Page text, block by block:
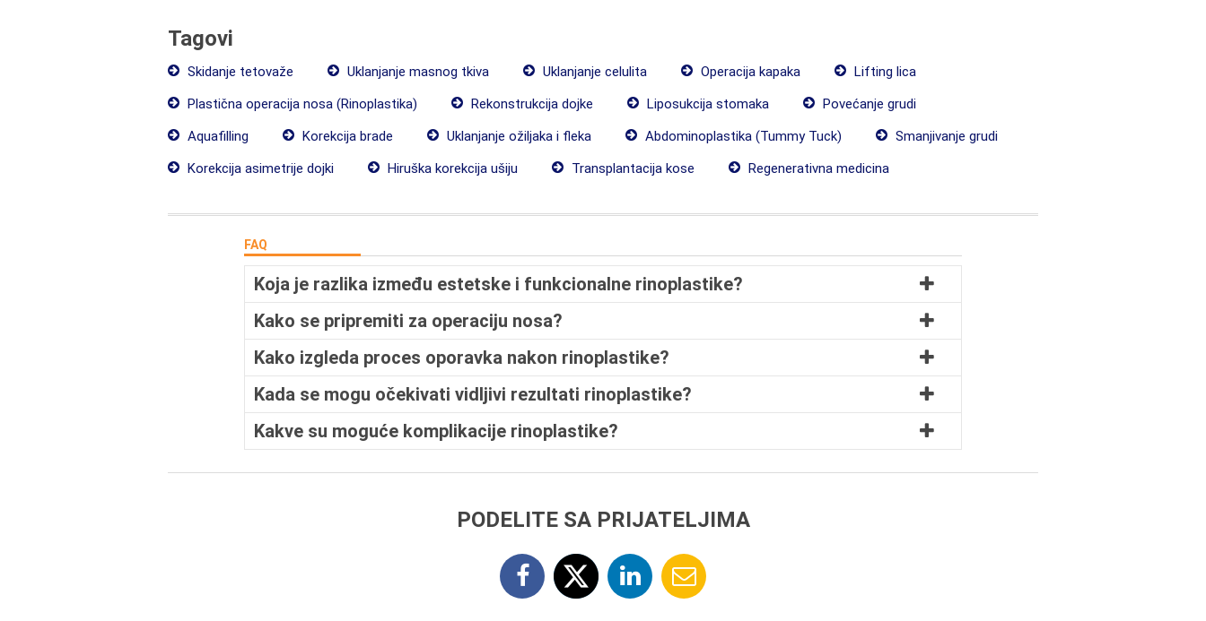
Tagovi
Skidanje tetovaže Uklanjanje masnog tkiva Uklanjanje celulita Operacija kapaka
Lifting lica
Plastična operacija nosa (Rinoplastika)
Rekonstrukcija dojke Liposukcija stomaka
Povećanje grudi
Aquafilling
Korekcija brade Uklanjanje ožiljaka i fleka Abdominoplastika (Tummy Tuck)
Smanjivanje grudi
Korekcija asimetrije dojki
Hiruška korekcija ušiju Transplantacija kose Regenerativna medicina
FAQ
Koja je razlika između estetske i funkcionalne rinoplastike?
Kako se pripremiti za operaciju nosa?
Kako izgleda proces oporavka nakon rinoplastike?
Kada se mogu očekivati vidljivi rezultati rinoplastike?
Kakve su moguće komplikacije rinoplastike?
PODELITE SA PRIJATELJIMA